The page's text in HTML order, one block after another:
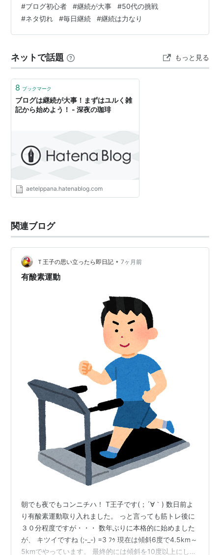
いな」となります。 --- ■ それでも投稿する理由 結論か
ら言うと、 “続けることが一番大事”やと思ってるからで
す。 完璧な記事じゃなくてもいい。 内容が薄くてもい
ります。 --- ■ 今日の自分の状況 今日は軽めの一日…
#ブログ初心者 #継続が大事 #50代の挑戦
#ネタ切れ #毎日継続 #継続は力なり
ネットで話題 もっと見る
8 ブックマーク
ブログは継続が大事！まずはユルく雑
記から始めよう！ - 深夜の珈琲
aetelppana.hatenablog.com
関連ブログ
Ｔ王子の思い立ったら即日記 • 7ヶ月前
有酸素運動
朝でも夜でもコンニチハ！ T王子です(；´∀｀) 数日前よ
り有酸素運動取り入れました。 っと言っても筋トレ後に
３０分程度ですが・・・ 数年ぶりに本格的に始めました
が、 キツイですね (;-_-) =3 ﾌｩ 現在は傾斜6度で4.5km～
5kmでやっています。 最終的には傾斜を10度以上にして